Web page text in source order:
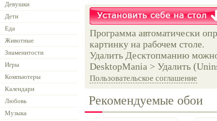
Девушки
Дети
Еда
Животные
Знаменитости
Игры
Компьютеры
Календари
Любовь
Музыка
Программа автоматически
картинку на рабочем столе.
Удалить Десктопманию
DesktopMania > Удалить
Пользовательское соглашение
Рекомендуемые обои